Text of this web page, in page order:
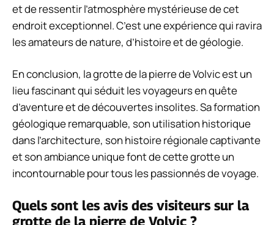
et de ressentir l’atmosphère mystérieuse de cet
endroit exceptionnel. C’est une expérience qui ravira
les amateurs de nature, d’histoire et de géologie.
En conclusion, la grotte de la pierre de Volvic est un
lieu fascinant qui séduit les voyageurs en quête
d’aventure et de découvertes insolites. Sa formation
géologique remarquable, son utilisation historique
dans l’architecture, son histoire régionale captivante
et son ambiance unique font de cette grotte un
incontournable pour tous les passionnés de voyage.
Quels sont les avis des visiteurs sur la
grotte de la pierre de Volvic ?